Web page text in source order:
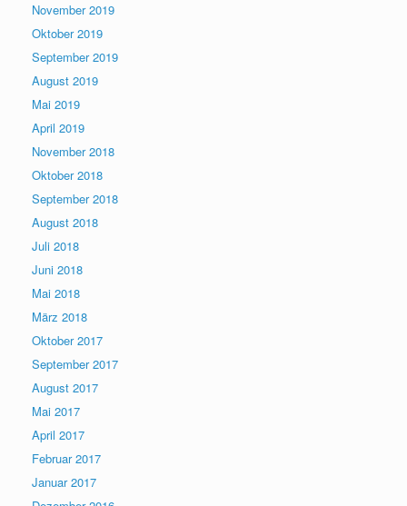
November 2019
Oktober 2019
September 2019
August 2019
Mai 2019
April 2019
November 2018
Oktober 2018
September 2018
August 2018
Juli 2018
Juni 2018
Mai 2018
März 2018
Oktober 2017
September 2017
August 2017
Mai 2017
April 2017
Februar 2017
Januar 2017